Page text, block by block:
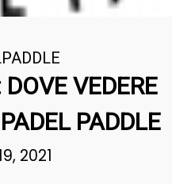
VEDERE
PADDLE
2021